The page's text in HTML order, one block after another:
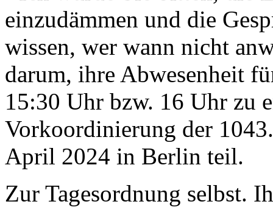
einzudämmen und die
wissen, wer wann nicht
darum, ihre Abwesenheit
15:30 Uhr bzw. 16 Uhr zu
Vorkoordinierung der
April 2024 in Berlin teil.
Zur Tagesordnung selbst.